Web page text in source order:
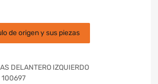
de origen y sus piezas
DELANTERO IZQUIERDO
100697